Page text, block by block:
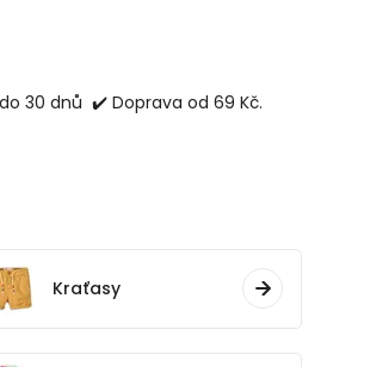
30 dnů ✔️ Doprava od 69 Kč.
Kraťasy